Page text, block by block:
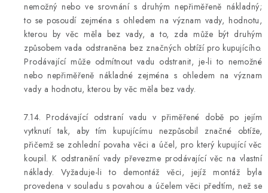
nemožný nebo ve srovnání s druhým nepřiměřeně nákladný;
to se posoudí zejména s ohledem na význam vady, hodnotu,
kterou by věc měla bez vady, a to, zda může být druhým
způsobem vada odstraněna bez značných obtíží pro kupujícího.
Prodávající může odmítnout vadu odstranit, je-li to nemožné
nebo nepřiměřeně nákladné zejména s ohledem na význam
vady a hodnotu, kterou by věc měla bez vady.
7.14. Prodávající odstraní vadu v přiměřené době po jejím
vytknutí tak, aby tím kupujícímu nezpůsobil značné obtíže,
přičemž se zohlední povaha věci a účel, pro který kupující věc
koupil. K odstranění vady převezme prodávající věc na vlastní
náklady. Vyžaduje-li to demontáž věci, jejíž montáž byla
provedena v souladu s povahou a účelem věci předtím, než se